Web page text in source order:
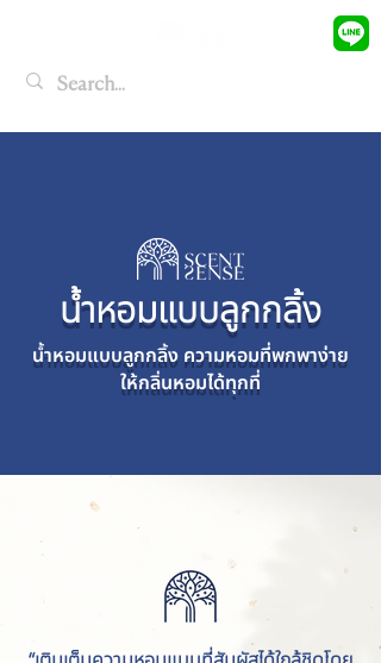
น้ำหอมแบบลูกกลิ้ง
น้ำหอมแบบลูกกลิ้ง ความหอมที่พกพาง่าย
ให้กลิ่นหอมได้ทุกที่